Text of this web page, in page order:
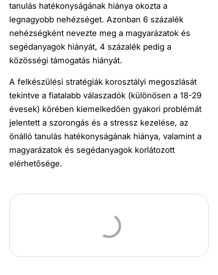
tanulás hatékonyságának hiánya okozta a
legnagyobb nehézséget. Azonban 6 százalék
nehézségként nevezte meg a magyarázatok és
segédanyagok hiányát, 4 százalék pedig a
közösségi támogatás hiányát.
A felkészülési stratégiák korosztályi megoszlását
tekintve a fiatalabb válaszadók (különösen a 18-29
évesek) körében kiemelkedően gyakori problémát
jelentett a szorongás és a stressz kezelése, az
önálló tanulás hatékonyságának hiánya, valamint a
magyarázatok és segédanyagok korlátozott
elérhetősége.